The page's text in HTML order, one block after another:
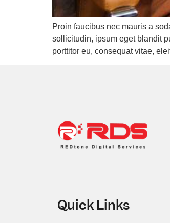
Proin faucibus nec mauris a
sollicitudin, ipsum eget blandit
porttitor eu, consequat vitae,
Quick Links